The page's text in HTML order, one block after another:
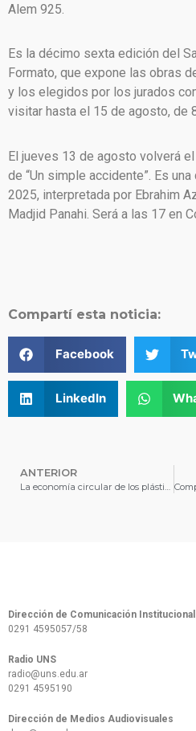
Alem 925.
Es la décimo sexta edición del
Formato, que expone las obras
y los elegidos por los jurados
visitar hasta el 15 de agosto, de
El jueves 13 de agosto volverá
de “Un simple accidente”. Es
2025, interpretada por Ebrahim
Madjid Panahi. Será a las 17 en
Compartí esta noticia:
Facebook
LinkedIn
ANTERIOR
Dirección de Comunicación Institucional
0291 4595057/58
Radio UNS
radio@uns.edu.ar
0291 4595190
Dirección de Medios Audiovisuales